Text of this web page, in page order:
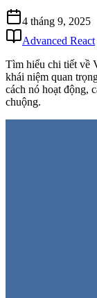
4 tháng 9, 2025
Advanced React
Tìm hiểu chi tiết về
khái niệm quan
cách nó hoạt động,
chuộng.